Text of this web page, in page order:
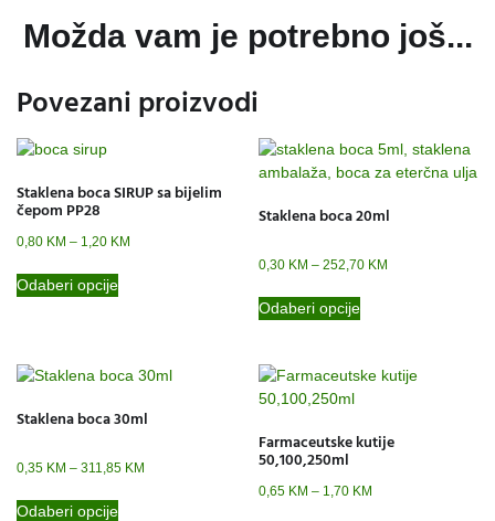
Možda vam je potrebno još...
Povezani proizvodi
Staklena boca SIRUP sa bijelim
čepom PP28
0,80 KM – 1,20 KM
Odaberi opcije
Staklena boca 20ml
0,30 KM – 252,70 KM
Odaberi opcije
Staklena boca 30ml
0,35 KM – 311,85 KM
Odaberi opcije
Farmaceutske kutije
50,100,250ml
0,65 KM – 1,70 KM